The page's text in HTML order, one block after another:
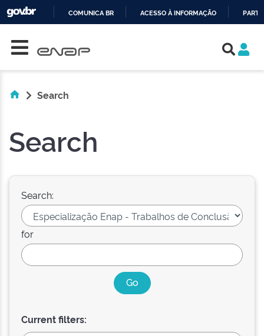
COMUNICA BR ACESSO À INFORMAÇÃO
Search
Search
Search:
for
Current filters: